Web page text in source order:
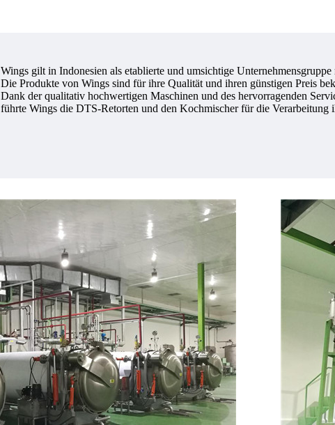
Wings gilt in Indonesien als etablierte und umsichtige
Die Produkte von Wings sind für ihre Qualität und ihren günstigen Preis
Dank der qualitativ hochwertigen Maschinen und des hervorragenden
führte Wings die DTS-Retorten und den Kochmischer für die Verarbeitung